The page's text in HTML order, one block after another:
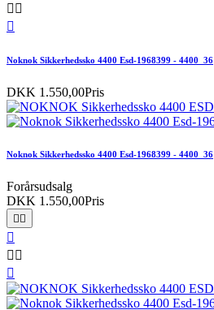
 

Noknok Sikkerhedssko 4400 Esd-1968399 - 4400_36
DKK 1.550,00Pris
Noknok Sikkerhedssko 4400 Esd-1968399 - 4400_36
Forårsudsalg
DKK 1.550,00Pris
 

 
